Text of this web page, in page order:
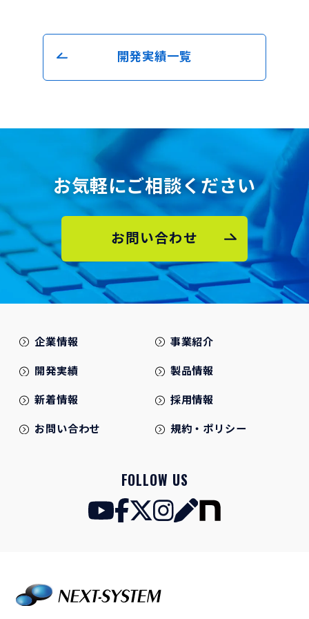
開発実績一覧
お気軽にご相談ください
お問い合わせ
企業情報 事業紹介
開発実績 製品情報
新着情報 採用情報
お問い合わせ 規約・ポリシー
FOLLOW US